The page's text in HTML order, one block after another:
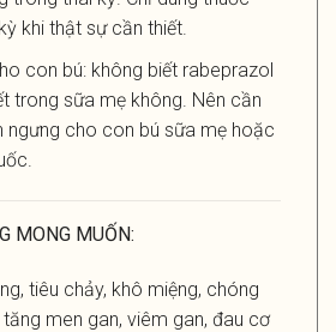
khi thật sự cần thiết.
con bú: không biết rabeprazol
trong sữa mẹ không. Nên cần
ngưng cho con bú sữa mẹ hoặc
MONG MUỐN:
tiêu chảy, khô miệng, chóng
men gan, viêm gan, đau cơ